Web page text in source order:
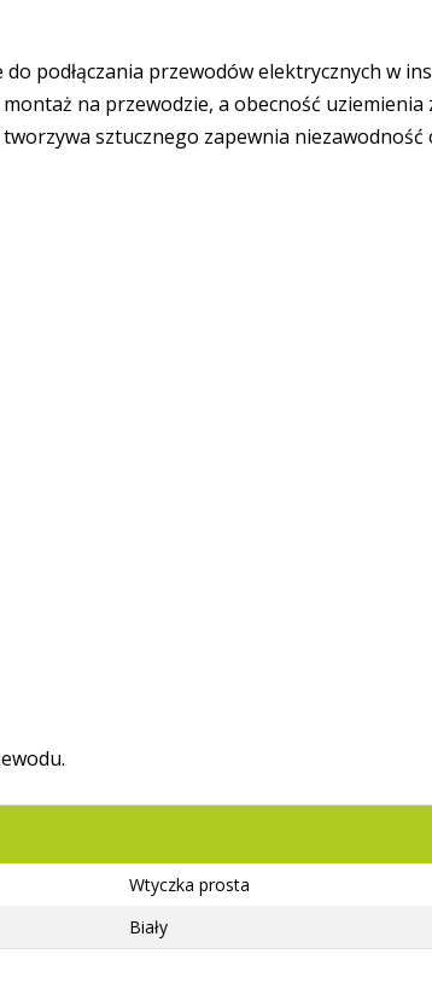
podłączania przewodów elektrycznych w
na przewodzie, a obecność
sztucznego zapewnia
Wtyczka prosta
Biały